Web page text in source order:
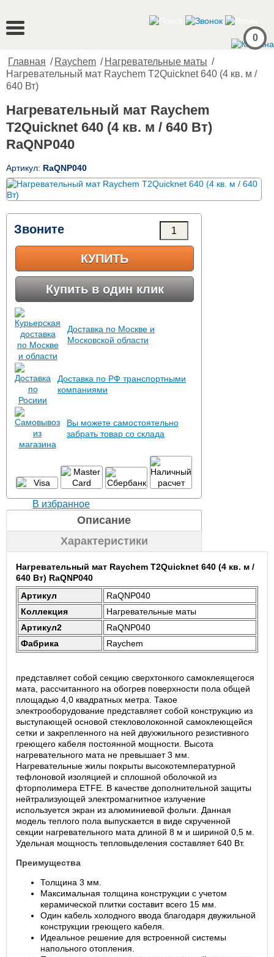
0
Главная / Raychem / Нагревательные маты /
Нагревательный мат Raychem T2Quicknet 640 (4 кв. м /
640 Вт)
Нагревательный мат Raychem
T2Quicknet 640 (4 кв. м / 640 Вт)
RaQNP040
Артикул: RaQNP040
Звоните
КУПИТЬ
Купить в один клик
Доставка по Москве и
Московской области
Доставка по РФ транспортными
компаниями
Вы можете самостоятельно
забрать товар со склада
В избранное
Описание
Характеристики
Нагревательный мат Raychem T2Quicknet 640 (4 кв. м /
640 Вт) RaQNP040
Артикул
RaQNP040
Коллекция
Нагревательные маты
Артикул2
RaQNP040
Фабрика
Raychem
представляет собой секцию сверхтонкого самоклеящегося
мата, рассчитанного на обогрев поверхности пола общей
площадью 4,0 квадратных метра. Такое
электрооборудование представляет собой конструкцию из
выступающей основой стекловолоконной самоклеющейся
сетки и закрепленного на ней двухжильного резистивного
греющего кабеля постоянной мощности. Высота
нагревательного мата не превышает 3 мм.
Нагревательные жилы покрыты высокотемпературной
тефлоновой изоляцией и сплошной оболочкой из
фторполимера ETFE. В качестве дополнительной защиты
нейтрализующей электромагнитное излучение
используется экран из алюминиевой фольги. Данная
модель теплого пола выпускается в виде скрученной
секции нагревательного мата длиной 8 м и шириной 0,5 м.
Удельная мощность тепловыделения составляет 640 Вт.
Преимущества
Толщина 3 мм.
Максимальная толщина конструкции с учетом
керамической плитки составит всего 15 мм.
Один кабель холодного ввода благодаря двужильной
конструкции греющего кабеля.
Идеальное решение для встроенной системы
напольного отопления.